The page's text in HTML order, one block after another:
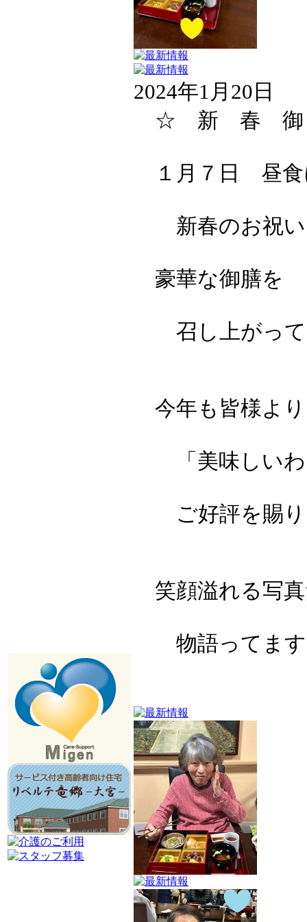
2024年1月20日
☆ 新 春
１月７日 昼食
新春のお祝い
豪華な御膳を
召し上がって
今年も皆様より
「美味しいわ
ご好評を賜り
笑顔溢れる写
物語ってます